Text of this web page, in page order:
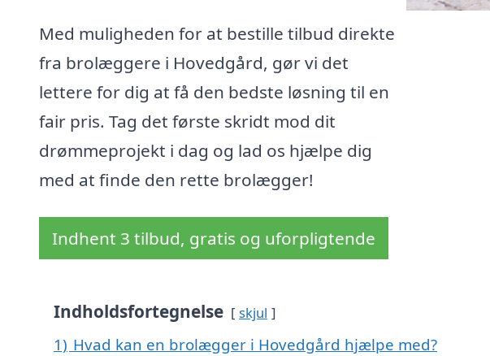
Med muligheden for at bestille tilbud direkte
fra brolæggere i Hovedgård, gør vi det
lettere for dig at få den bedste løsning til en
fair pris. Tag det første skridt mod dit
drømmeprojekt i dag og lad os hjælpe dig
med at finde den rette brolægger!
Indhent 3 tilbud, gratis og uforpligtende
Indholdsfortegnelse skjul
1) Hvad kan en brolægger i Hovedgård hjælpe med?